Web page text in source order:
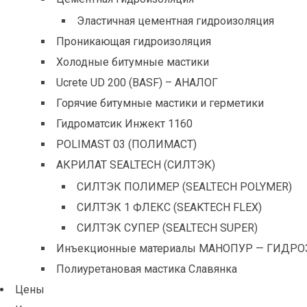
Эластичная цементная гидроизоляция
Проникающая гидроизоляция
Холодные битумные мастики
Ucrete UD 200 (BASF) – АНАЛОГ
Горячие битумные мастики и герметики
Гидроматсик Инжект 1160
POLIMAST 03 (ПОЛИМАСТ)
АКРИЛАТ SEALTECH (СИЛТЭК)
СИЛТЭК ПОЛИМЕР (SEALTECH POLYMER)
СИЛТЭК 1 ФЛЕКС (SEAKTECH FLEX)
СИЛТЭК СУПЕР (SEALTECH SUPER)
Инъекционные материалы МАНОПУР —
Полиуретановая мастика Славянка
Цены